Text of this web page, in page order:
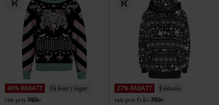
49% RABATT
Få kvar i lager
rek-pris 769:-
27% RABATT
Exklusiv
rek-pris Från799:-